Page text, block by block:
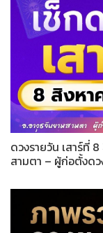
ดวงรายวัน เสาร์ที่
สามตา – ผู้ก่อตั้งดว